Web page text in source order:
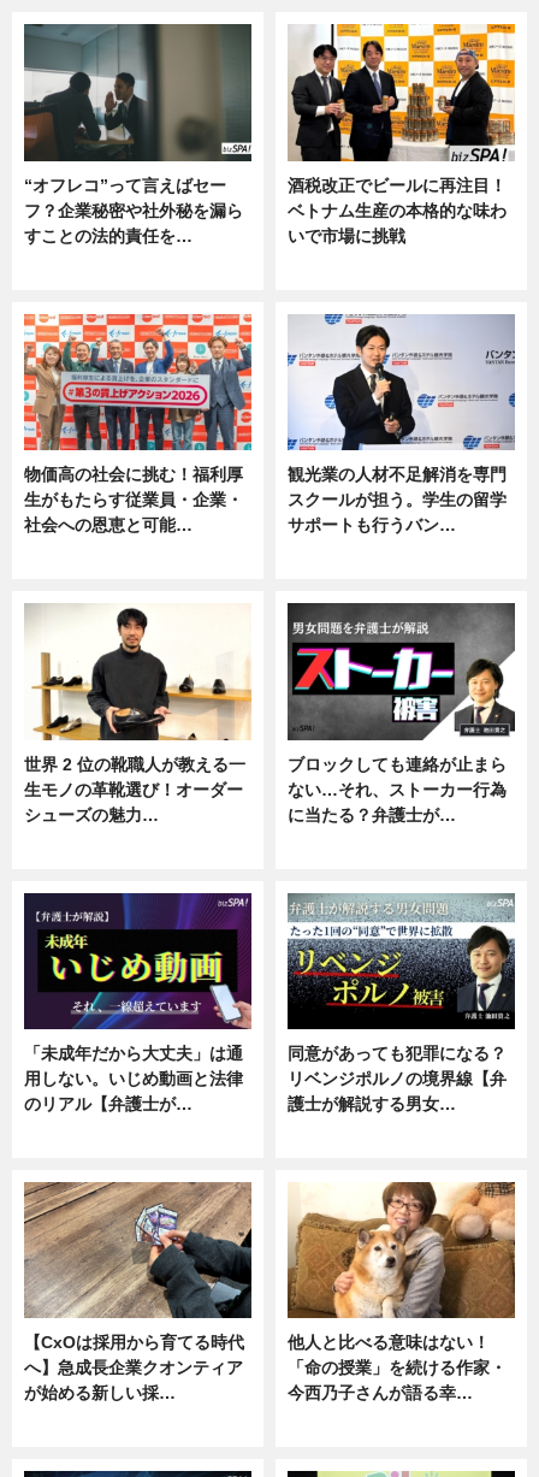
“オフレコ”って言えばセー
フ？企業秘密や社外秘を漏ら
すことの法的責任を…
酒税改正でビールに再注目！
ベトナム生産の本格的な味わ
いで市場に挑戦
物価高の社会に挑む！福利厚
生がもたらす従業員・企業・
社会への恩恵と可能…
観光業の人材不足解消を専門
スクールが担う。学生の留学
サポートも行うバン…
世界 2 位の靴職人が教える一
生モノの革靴選び！オーダー
シューズの魅力…
ブロックしても連絡が止まら
ない…それ、ストーカー行為
に当たる？弁護士が…
「未成年だから大丈夫」は通
用しない。いじめ動画と法律
のリアル【弁護士が…
同意があっても犯罪になる？
リベンジポルノの境界線【弁
護士が解説する男女…
【CxOは採用から育てる時代
へ】急成長企業クオンティア
が始める新しい採…
他人と比べる意味はない！
「命の授業」を続ける作家・
今西乃子さんが語る幸…